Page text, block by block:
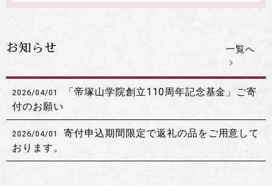
お知らせ 一覧へ
2026/04/01
「帝塚山学院創立110周年記念基金」ご寄
付のお願い
2026/04/01
寄付申込期間限定で返礼の品をご用意して
おります。